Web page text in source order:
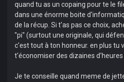
quand tu as un copaing pour te le
dans une énorme boite
de la récup. Si t'as pas ce choix,
"pi" (surtout une originale, qui
c'est tout à ton honneur. en plus tu
t'économiser des dizaines d'heures
Je te conseille quand meme de